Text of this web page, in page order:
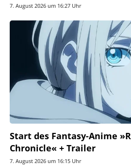
7. August 2026 um 16:27 Uhr
Start des Fantasy-Anime
Chronicle« + Trailer
7. August 2026 um 16:15 Uhr